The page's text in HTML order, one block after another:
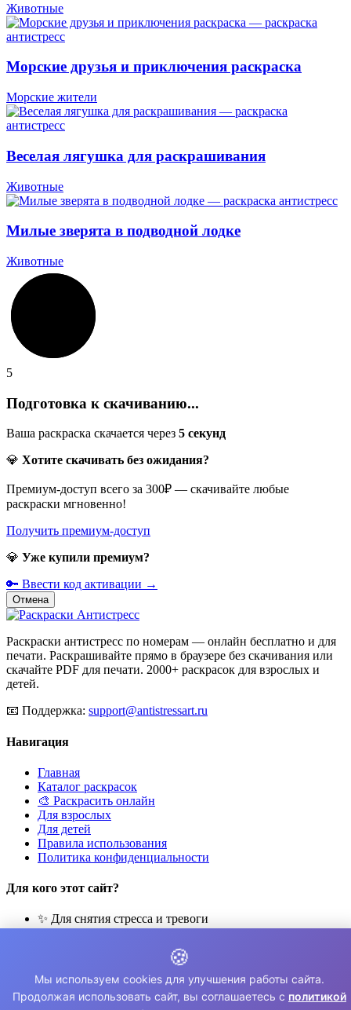
Животные
Морские друзья и приключения раскраска
Морские жители
Веселая лягушка для раскрашивания
Животные
Милые зверята в подводной лодке
Животные
5
Подготовка к скачиванию...
Ваша раскраска скачается через 5 секунд
💎 Хотите скачивать без ожидания?
Премиум-доступ всего за 300₽ — скачивайте любые
раскраски мгновенно!
Получить премиум-доступ
💎 Уже купили премиум?
🔑 Ввести код активации →
Отмена
Раскраски антистресс по номерам — онлайн бесплатно и для
печати. Раскрашивайте прямо в браузере без скачивания или
скачайте PDF для печати. 2000+ раскрасок для взрослых и
детей.
📧 Поддержка: support@antistressart.ru
Навигация
Главная
Каталог раскрасок
🎨 Раскрасить онлайн
Для взрослых
Для детей
Правила использования
Политика конфиденциальности
Для кого этот сайт?
✨ Для снятия стресса и тревоги
🧘 Для медитации и расслабления
👨‍👩‍👧‍👦 Для семейного досуга
© 2026 Раскраски Антистресс. Все права защищены.
🍪
Мы используем cookies для улучшения работы сайта.
Продолжая использовать сайт, вы соглашаетесь с политикой